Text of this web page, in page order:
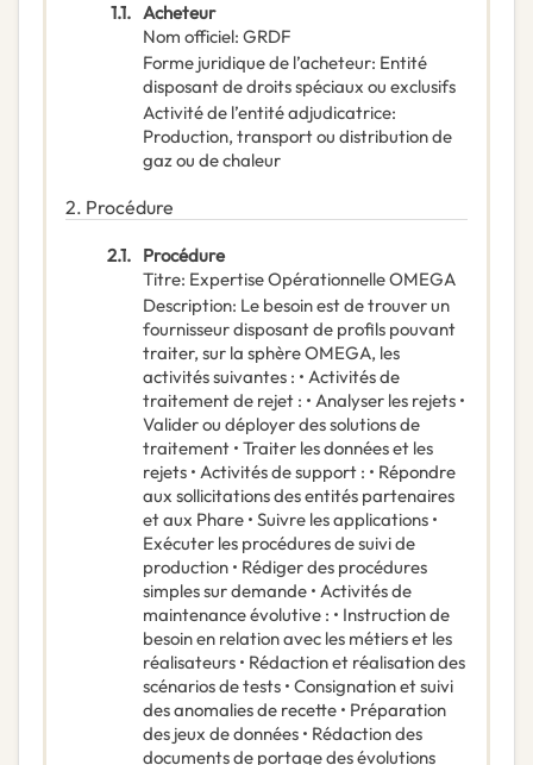
1.1. Acheteur
Nom officiel: GRDF
Forme juridique de l’acheteur: Entité
disposant de droits spéciaux ou exclusifs
Activité de l’entité adjudicatrice:
Production, transport ou distribution de
gaz ou de chaleur
2. Procédure
2.1. Procédure
Titre: Expertise Opérationnelle OMEGA
Description: Le besoin est de trouver un
fournisseur disposant de profils pouvant
traiter, sur la sphère OMEGA, les
activités suivantes : • Activités de
traitement de rejet : • Analyser les rejets •
Valider ou déployer des solutions de
traitement • Traiter les données et les
rejets • Activités de support : • Répondre
aux sollicitations des entités partenaires
et aux Phare • Suivre les applications •
Exécuter les procédures de suivi de
production • Rédiger des procédures
simples sur demande • Activités de
maintenance évolutive : • Instruction de
besoin en relation avec les métiers et les
réalisateurs • Rédaction et réalisation des
scénarios de tests • Consignation et suivi
des anomalies de recette • Préparation
des jeux de données • Rédaction des
documents de portage des évolutions